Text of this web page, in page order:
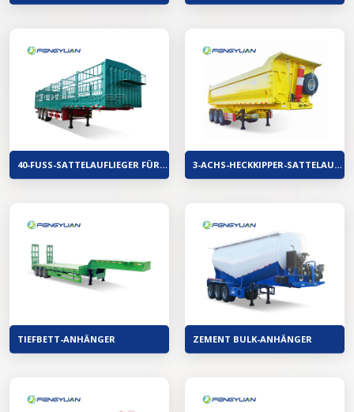
40-FUSS-SATTELAUFLIEGER FÜR SCHWERE GÜTER, FRACHTTRANSPORTZAUN 3-ACHS-HECKKIPPER-SATTELAUFLIEGER
TIEFBETT-ANHÄNGER ZEMENT BULK-ANHÄNGER